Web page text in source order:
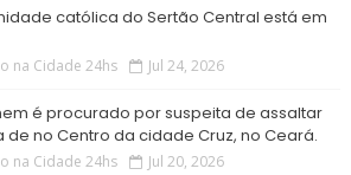
católica do Sertão Central está em
na Cidade 24hs Jul 24, 2026
é procurado por suspeita de assaltar
de no Centro da cidade Cruz, no Ceará.
na Cidade 24hs Jul 20, 2026